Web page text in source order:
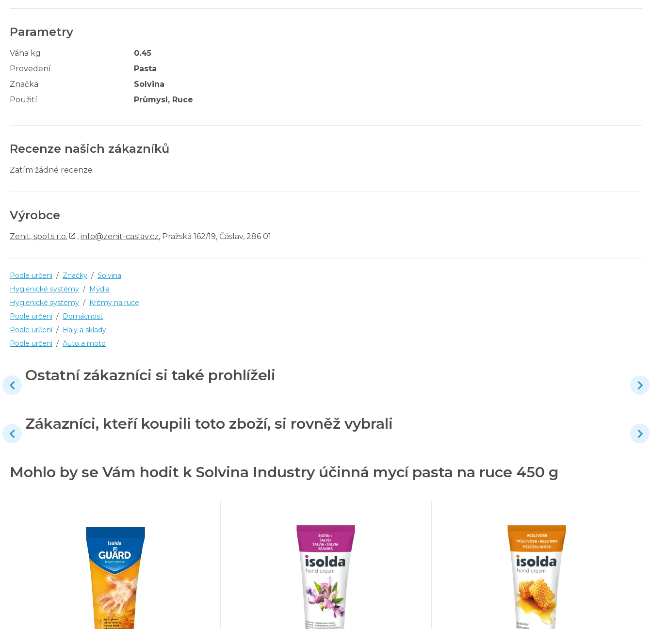
Parametry
Váha kg
0.45
Provedení
Pasta
Značka
Solvina
Použití
Průmysl, Ruce
Recenze našich zákazníků
Zatím žádné recenze
Výrobce
Zenit, spol.s r.o. , info@zenit-caslav.cz, Pražská 162/19, Čáslav, 286 01
Podle určení / Značky / Solvina
Hygienické systémy / Mýdla
Hygienické systémy / Krémy na ruce
Podle určení / Domácnost
Podle určení / Haly a sklady
Podle určení / Auto a moto
Ostatní zákazníci si také prohlíželi
Zákazníci, kteří koupili toto zboží, si rovněž vybrali
Mohlo by se Vám hodit k Solvina Industry účinná mycí pasta na ruce 450 g